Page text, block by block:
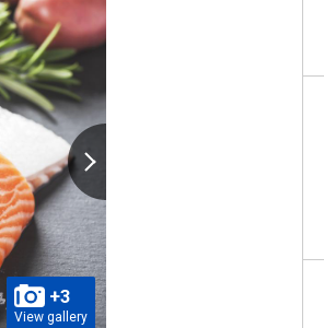
+3
View gallery